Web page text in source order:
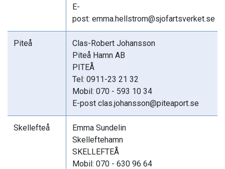
E-
post: emma.hellstrom@sjofartsverket.se
Piteå
Clas-Robert Johansson
Piteå Hamn AB
PITEÅ
Tel: 0911-23 21 32
Mobil: 070 - 593 10 34
E-post clas.johansson@piteaport.se
Skellefteå
Emma Sundelin
Skelleftehamn
SKELLEFTEÅ
Mobil: 070 - 630 96 64